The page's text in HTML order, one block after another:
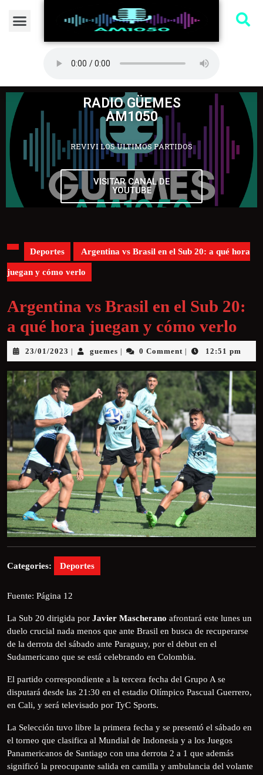
RADIO GÜEMES
AM1050
REVIVI LOS ULTIMOS PARTIDOS
VISITAR CANAL DE
YOUTUBE
Deportes Argentina vs Brasil en el Sub 20: a qué hora
juegan y cómo verlo
Argentina vs Brasil en el Sub 20:
a qué hora juegan y cómo verlo
23/01/2023 guemes 0 Comment 12:51 pm
Categories: Deportes
Fuente: Página 12
La Sub 20 dirigida por Javier Mascherano afrontará este lunes un
duelo crucial nada menos que ante Brasil en busca de recuperarse
de la derrota del sábado ante Paraguay, por el debut en el
Sudamericano que se está celebrando en Colombia.
El partido correspondiente a la tercera fecha del Grupo A se
disputará desde las 21:30 en el estadio Olímpico Pascual Guerrero,
en Cali, y será televisado por TyC Sports.
La Selección tuvo libre la primera fecha y se presentó el sábado en
el torneo que clasifica al Mundial de Indonesia y a los Juegos
Panamericanos de Santiago con una derrota 2 a 1 que además
significó la preocupante salida en camilla y ambulancia del volante